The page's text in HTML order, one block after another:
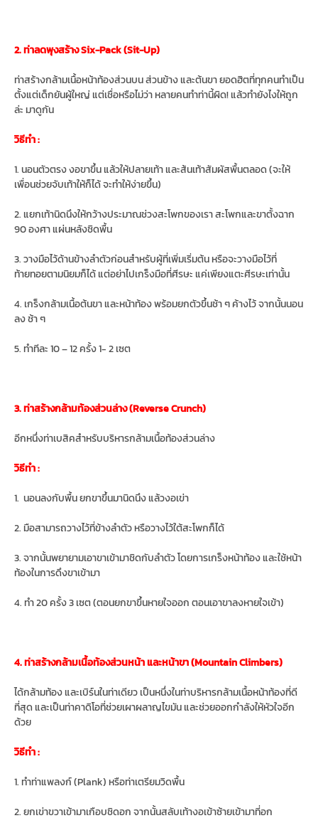
2. ท่าลดพุงสร้าง Six-Pack (Sit-Up)
ท่าสร้างกล้ามเนื้อหน้าท้องส่วนบน ส่วนข้าง และต้นขา ยอดฮิตที่ทุกคนทำเป็น
ตั้งแต่เด็กยันผู้ใหญ่ แต่เชื่อหรือไม่ว่า หลายคนทำท่านี้ผิด! แล้วทำยังไงให้ถูก
ล่ะ มาดูกัน
วิธีทำ :
1. นอนตัวตรง งอขาขึ้น แล้วให้ปลายเท้า และส้นเท้าสัมผัสพื้นตลอด (จะให้
เพื่อนช่วยจับเท้าให้ก็ได้ จะทำให้ง่ายขึ้น)
2. แยกเท้านิดนึงให้กว้างประมาณช่วงสะโพกของเรา สะโพกและขาตั้งฉาก
90 องศา แผ่นหลังชิดพื้น
3. วางมือไว้ด้านข้างลำตัวก่อนสำหรับผู้ที่เพิ่มเริ่มต้น หรือจะวางมือไว้ที่
ท้ายทอยตามนิยมก็ได้ แต่อย่าไปเกร็งมือที่ศีรษะ แค่เพียงแตะศีรษะเท่านั้น
4. เกร็งกล้ามเนื้อต้นขา และหน้าท้อง พร้อมยกตัวขึ้นช้า ๆ ค้างไว้ จากนั้นนอน
ลง ช้า ๆ
5. ทำทีละ 10 – 12 ครั้ง 1- 2 เซต
3. ท่าสร้างกล้ามท้องส่วนล่าง (Reverse Crunch)
อีกหนึ่งท่าเบสิคสำหรับบริหารกล้ามเนื้อท้องส่วนล่าง
วิธีทำ :
1. นอนลงกับพื้น ยกขาขึ้นมานิดนึง แล้วงอเข่า
2. มือสามารถวางไว้ที่ข้างลำตัว หรือวางไว้ใต้สะโพกก็ได้
3. จากนั้นพยายามเอาขาเข้ามาชิดกับลำตัว โดยการเกร็งหน้าท้อง และใช้หน้า
ท้องในการดึงขาเข้ามา
4. ทำ 20 ครั้ง 3 เซต (ตอนยกขาขึ้นหายใจออก ตอนเอาขาลงหายใจเข้า)
4. ท่าสร้างกล้ามเนื้อท้องส่วนหน้า และหน้าขา (Mountain Climbers)
ได้กล้ามท้อง และเบิร์นในท่าเดียว เป็นหนึ่งในท่าบริหารกล้ามเนื้อหน้าท้องที่ดี
ที่สุด และเป็นท่าคาดิโอที่ช่วยเผาผลาญไขมัน และช่วยออกกำลังให้หัวใจอีก
ด้วย
วิธีทำ :
1. ทำท่าแพลงก์ (Plank) หรือท่าเตรียมวิดพื้น
2. ยกเข่าขวาเข้ามาเกือบชิดอก จากนั้นสลับเท้างอเข้าซ้ายเข้ามาที่อก